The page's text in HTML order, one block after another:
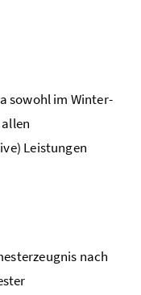
sowohl im Winter-
Leistungen
nach